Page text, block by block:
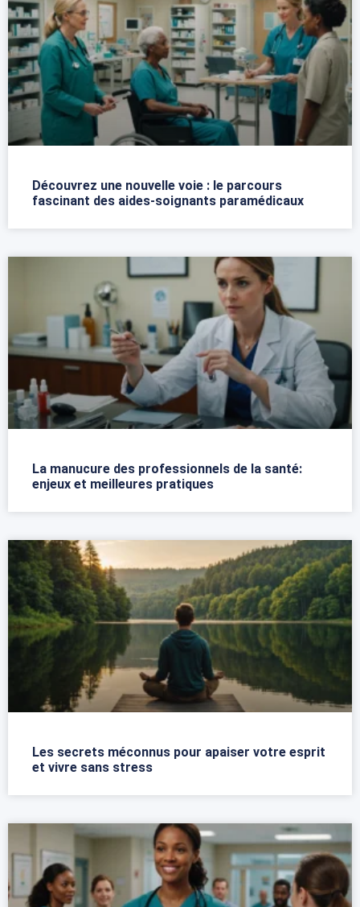
Découvrez une nouvelle voie : le parcours
fascinant des aides-soignants paramédicaux
La manucure des professionnels de la santé:
enjeux et meilleures pratiques
Les secrets méconnus pour apaiser votre esprit
et vivre sans stress